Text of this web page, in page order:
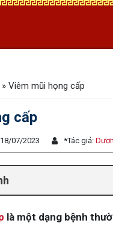
» Viêm mũi họng cấp
cấp
07/2023 *Tác giả:
là một dạng bệnh